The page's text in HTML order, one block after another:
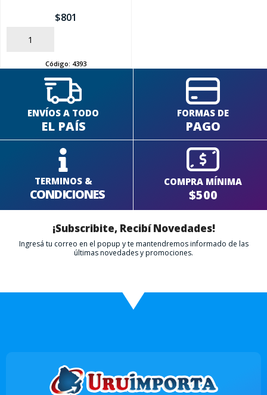
$801
AÑADIR
Código: 4393
ENVÍOS A TODO
EL PAÍS
FORMAS DE
PAGO
TERMINOS &
CONDICIONES
COMPRA MÍNIMA
$500
¡Subscribite, Recibí Novedades!
Ingresá tu correo en el popup y te mantendremos informado de las
últimas novedades y promociones.